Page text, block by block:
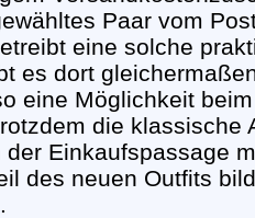
Paar vom
eine solche
es dort
eine Möglichkeit
die klassische
Einkaufspassage
des neuen Outfits